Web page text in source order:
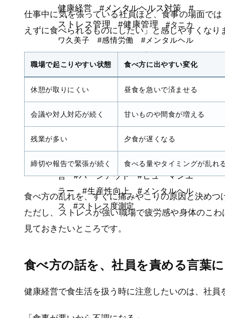
仕事中に気を張っている社員ほど、食事の場面で
えずに食べられるものにしたい」と感じやすくなり
職場で起こりやすい状態 食べ方に出やすい変化
休憩が取りにくい 昼食を急いで済ませる
会議や対人対応が続く 甘いものや間食が増える
残業が多い 夕食が遅くなる
締切や報告で緊張が続く 食べる量やタイミングが乱れ
食べ方の乱れを、すぐに痛みやこりの原因と決めつ
ただし、ストレスが強い職場で疲労感や身体のこ
見ておきたいところです。
食べ方の話を、社員を責める言葉
健康経営で食生活を扱う時に注意したいのは、社
健康経営
#メンタルヘルス対策
#
ストレス管理
#健康管理
#タニカ
ワ久美子
#感情労働
#メンタルヘル
ス，ストレス，研修，健康経営
#ストレス度測定/スケール/尺度
支援
#オンライン研修 #リモートワーク #
感情労働ストレス #労働安全衛生教育 #ウエ
アラブルデバイス #安全衛生活動 #DXストレス研
#webセミナー
#メンタルヘルス，健康経
営
#バーンアウト
#ヒューマンエ
ラー
#生産性向上
#メンタルヘル
ス
#ストレス度測定